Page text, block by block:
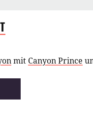
mit Canyon Prince